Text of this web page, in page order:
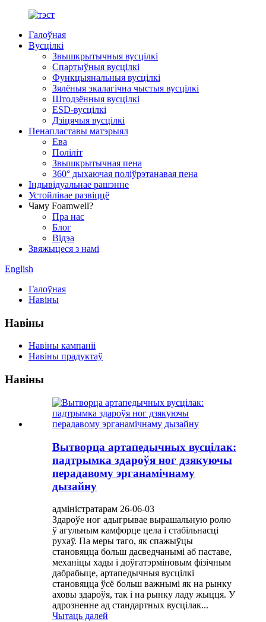
Галоўная
Вусцілкі
Звышкрытычныя вусцілкі
Спартыўныя вусцілкі
Функцыянальныя вусцілкі
Зялёныя экалагічна чыстыя вусцілкі
Штодзённыя вусцілкі
ESD-вусцілкі
Дзіцячыя вусцілкі
Пенапластавы матэрыял
Ева
Поліліт
Звышкрытычная пена
360° дыхаючая поліўрэтанавая пена
Індывідуальнае рашэнне
Устойлівае развіццё
Чаму Foamwell?
Пра нас
Блог
Відэа
Звяжыцеся з намі
English
Галоўная
Навіны
Навіны
Навіны кампаніі
Навіны прадуктаў
Навіны
Вытворца артапедычных вусцілак:
падтрымка здароўя ног дзякуючы
перадавому эрганамічнаму
дызайну
адміністратарам 26-06-03
Здароўе ног адыгрывае вырашальную ролю
ў агульным камфорце цела і стабільнасці
рухаў. Па меры таго, як спажыўцы
становяцца больш дасведчанымі аб паставе,
механіцы хады і доўгатэрміновым фізічным
дабрабыце, артапедычныя вусцілкі
становяцца ўсё больш важнымі як на рынку
аховы здароўя, так і на рынку ладу жыцця. У
адрозненне ад стандартных вусцілак...
Чытаць далей